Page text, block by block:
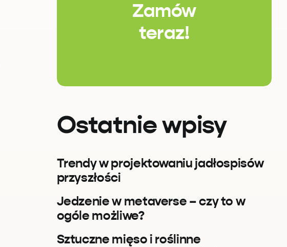
Zamów
teraz!
Ostatnie wpisy
Trendy w projektowaniu jadłospisów
przyszłości
Jedzenie w metaverse – czy to w
ogóle możliwe?
Sztuczne mięso i roślinne